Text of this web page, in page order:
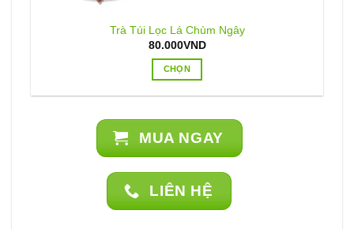
Trà Túi Lọc Lá Chùm Ngây
80.000VND
CHỌN
này
có
nhiều
biến
thể.
MUA NGAY
LIÊN HỆ